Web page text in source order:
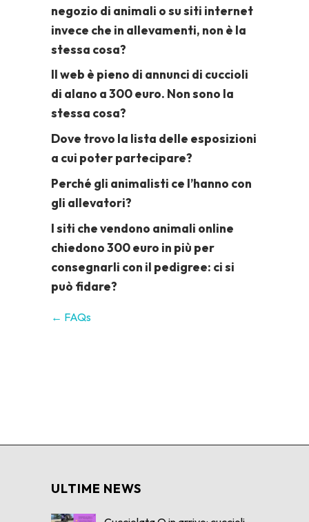
negozio di animali o su siti internet
invece che in allevamenti, non è la
stessa cosa?
Il web è pieno di annunci di cuccioli
di alano a 300 euro. Non sono la
stessa cosa?
Dove trovo la lista delle esposizioni
a cui poter partecipare?
Perché gli animalisti ce l’hanno con
gli allevatori?
I siti che vendono animali online
chiedono 300 euro in più per
consegnarli con il pedigree: ci si
può fidare?
← FAQs
ULTIME NEWS